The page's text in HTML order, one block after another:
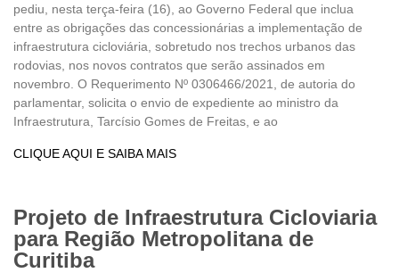
pediu, nesta terça-feira (16), ao Governo Federal que inclua
entre as obrigações das concessionárias a implementação de
infraestrutura cicloviária, sobretudo nos trechos urbanos das
rodovias, nos novos contratos que serão assinados em
novembro. O Requerimento Nº 0306466/2021, de autoria do
parlamentar, solicita o envio de expediente ao ministro da
Infraestrutura, Tarcísio Gomes de Freitas, e ao
CLIQUE AQUI E SAIBA MAIS
Projeto de Infraestrutura Cicloviaria
para Região Metropolitana de
Curitiba